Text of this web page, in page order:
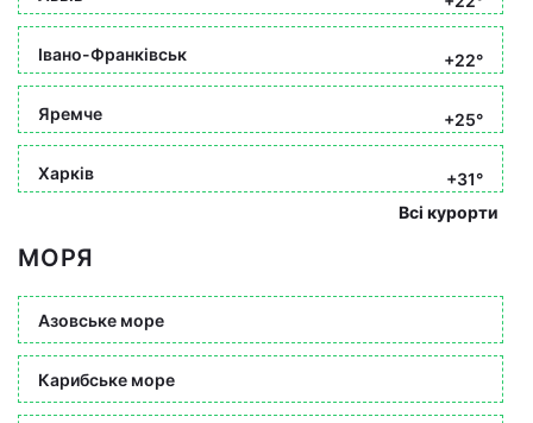
Івано-Франківськ +22°
Яремче +25°
Харків
+31°
Всі курорти
МОРЯ
Азовське море
Карибське море